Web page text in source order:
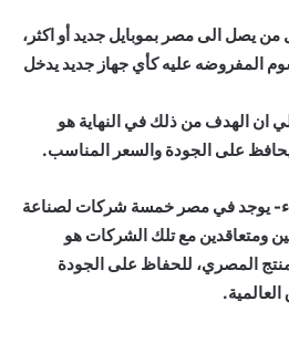
يصل الى مصر بموبايل جديد أو اكثر،
المفروضه عليه كأي جهاز جديد يدخل
ان الهدف من ذلك في النهاية هو
يحافظ على الجودة والسعر المناسب.
يوجد في مصر خمسة شركات لصناعة
ومتعاقدين مع تلك الشركات هو
المصري، للحفاظ على الجودة